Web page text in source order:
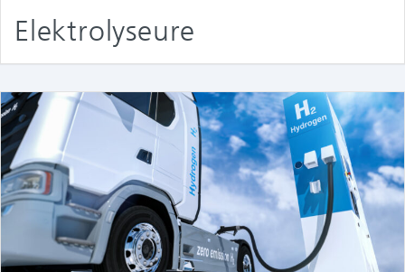
Elektrolyseure